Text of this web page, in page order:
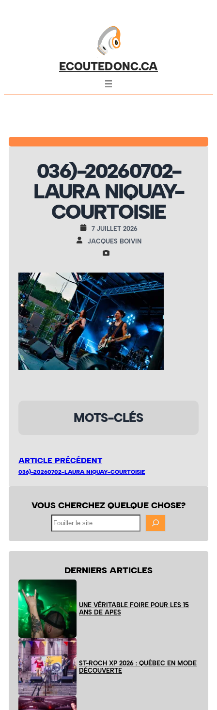
ECOUTEDONC.CA
036)-20260702-
LAURA NIQUAY-
COURTOISIE
7 JUILLET 2026
JACQUES BOIVIN
MOTS-CLÉS
ARTICLE PRÉCÉDENT
036)-20260702-LAURA NIQUAY-COURTOISIE
VOUS CHERCHEZ QUELQUE CHOSE?
DERNIERS ARTICLES
UNE VÉRITABLE FOIRE POUR LES 15
ANS DE APES
ST-ROCH XP 2026 : QUÉBEC EN MODE
DÉCOUVERTE